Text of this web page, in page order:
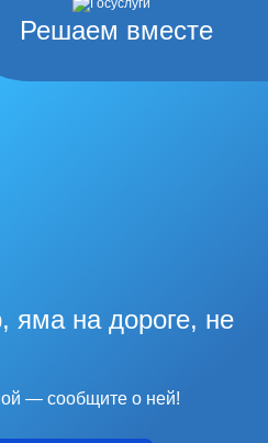
Решаем вместе
яма на дороге, не
— сообщите о ней!